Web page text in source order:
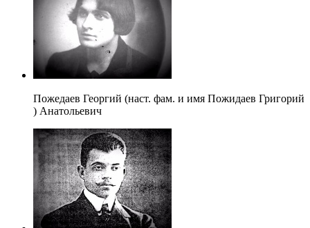
Пожедаев Георгий (наст. фам. и имя Пожидаев Григорий
) Анатольевич